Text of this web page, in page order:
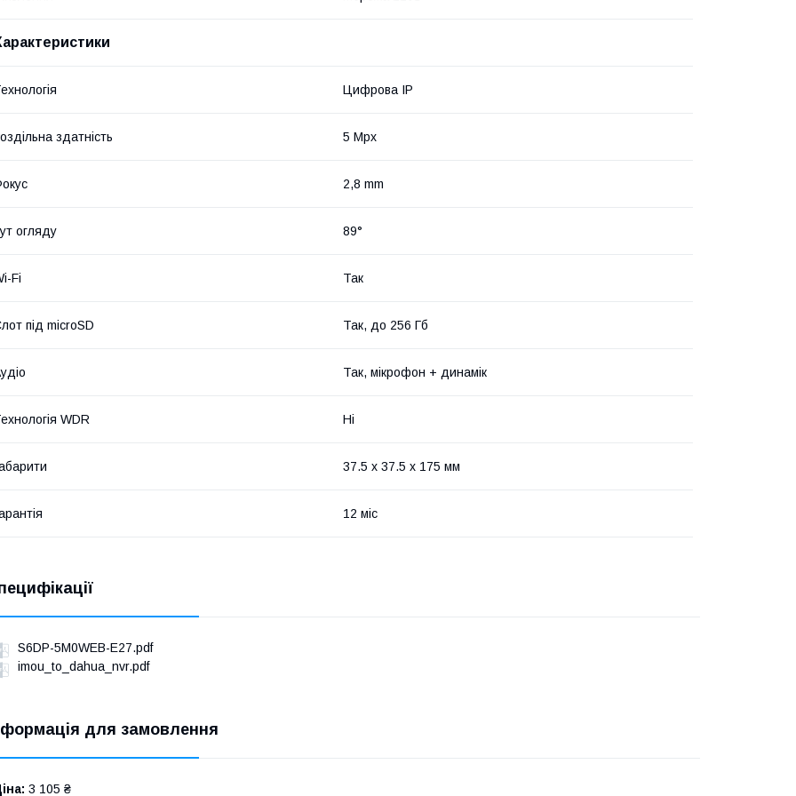
Цифрова ІР
здатність 5 Mpx
2,8 mm
огляду 89°
Fi Так
під microSD Так, до 256 Гб
Так, мікрофон + динамік
WDR Ні
37.5 х 37.5 х 175 мм
12 міс
S6DP-5M0WEB-E27.pdf
imou_to_dahua_nvr.pdf
для замовлення
3 105 ₴